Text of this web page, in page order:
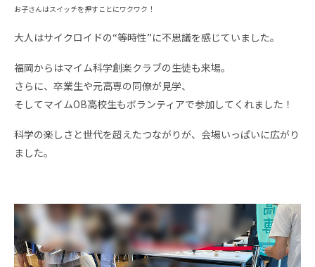
お子さんはスイッチを押すことにワクワク！
大人はサイクロイドの“等時性”に不思議を感じていました。
福岡からはマイム科学創楽クラブの生徒も来場。
さらに、卒業生や元高専の同僚が見学、
そしてマイムOB高校生もボランティアで参加してくれました！
科学の楽しさと世代を超えたつながりが、会場いっぱいに広がり
ました。